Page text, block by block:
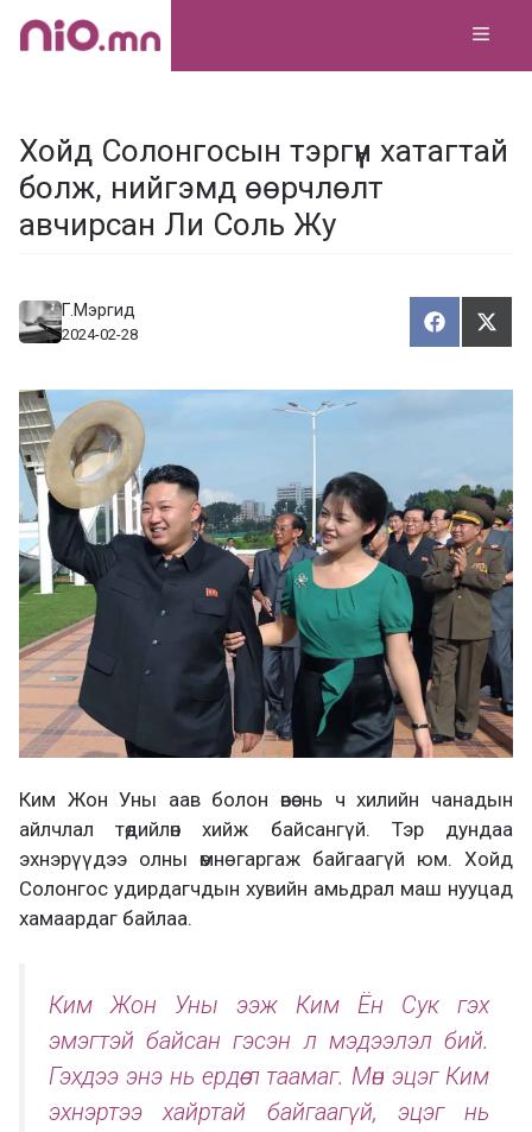
Skip
Хойд Солонгосын тэргүүн хатагтай
болж, нийгэмд өөрчлөлт
авчирсан Ли Соль Жу
Г.Мэргид
2024-02-28
Х
у
а
х
Т
ү
э
Ким Жон Уны аав болон өвөө нь ч хилийн чанадын
айлчлал төдийлөн хийж байсангүй. Тэр дундаа
эхнэрүүдээ олны өмнө гаргаж байгаагүй юм. Хойд
Солонгос удирдагчдын хувийн амьдрал маш нууцад
хамаардаг байлаа.
Ким Жон Уны ээж Ким Ён Сук гэх
эмэгтэй байсан гэсэн л мэдээлэл бий.
Гэхдээ энэ нь ердөө л таамаг. Мөн эцэг Ким
эхнэртээ хайртай байгаагүй, эцэг нь